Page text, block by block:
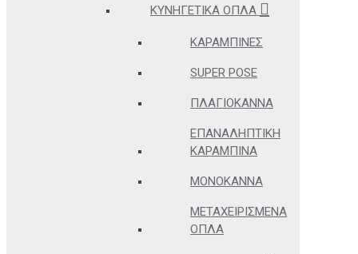
ΚΥΝΗΓΕΤΙΚΆ ΌΠΛΑ
ΚΑΡΑΜΠΊΝΕΣ
SUPER POSE
ΠΛΑΓΙΌΚΑΝΝΑ
ΕΠΑΝΑΛΗΠΤΙΚΉ
ΚΑΡΑΜΠΊΝΑ
ΜΟΝΌΚΑΝΝΑ
ΜΕΤΑΧΕΙΡΙΣΜΈΝΑ
ΌΠΛΑ